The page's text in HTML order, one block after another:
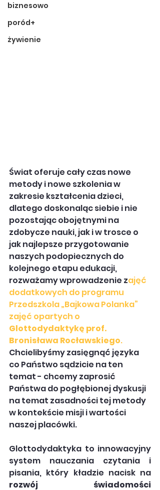
biznesowo
poród+
żywienie
Świat oferuje cały czas nowe
metody i nowe szkolenia w
zakresie kształcenia dzieci,
dlatego doskonaląc siebie i nie
pozostając obojętnymi na
zdobycze nauki, jak i w trosce o
jak najlepsze przygotowanie
naszych podopiecznych do
kolejnego etapu edukacji,
rozważamy wprowadzenie zajęć
dodatkowych do programu
Przedszkola „Bajkowa Polanka”
zajęć opartych o
Glottodydaktykę prof.
Bronisława Rocławskiego.
Chcielibyśmy zasięgnąć języka
co Państwo sądzicie na ten
temat - chcemy zaprosić
Państwa do pogłębionej dyskusji
na temat zasadności tej metody
w kontekście misji i wartości
naszej placówki.
Glottodydaktyka to innowacyjny
system nauczania czytania i
rozwój świadomości